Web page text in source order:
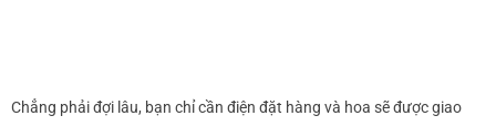
Chẳng phải đợi lâu, bạn chỉ cần điện đặt hàng và hoa sẽ được giao